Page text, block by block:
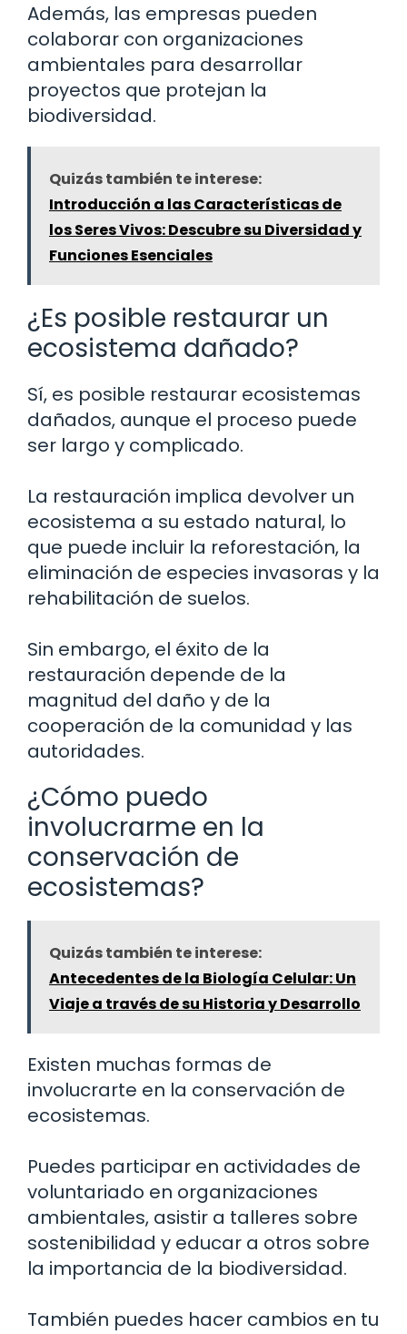
Además, las empresas pueden
colaborar con organizaciones
ambientales para desarrollar
proyectos que protejan la
biodiversidad.
Quizás también te interese:
Introducción a las Características de
los Seres Vivos: Descubre su Diversidad y
Funciones Esenciales
¿Es posible restaurar un
ecosistema dañado?
Sí, es posible restaurar ecosistemas
dañados, aunque el proceso puede
ser largo y complicado.
La restauración implica devolver un
ecosistema a su estado natural, lo
que puede incluir la reforestación, la
eliminación de especies invasoras y la
rehabilitación de suelos.
Sin embargo, el éxito de la
restauración depende de la
magnitud del daño y de la
cooperación de la comunidad y las
autoridades.
¿Cómo puedo
involucrarme en la
conservación de
ecosistemas?
Quizás también te interese:
Antecedentes de la Biología Celular: Un
Viaje a través de su Historia y Desarrollo
Existen muchas formas de
involucrarte en la conservación de
ecosistemas.
Puedes participar en actividades de
voluntariado en organizaciones
ambientales, asistir a talleres sobre
sostenibilidad y educar a otros sobre
la importancia de la biodiversidad.
También puedes hacer cambios en tu